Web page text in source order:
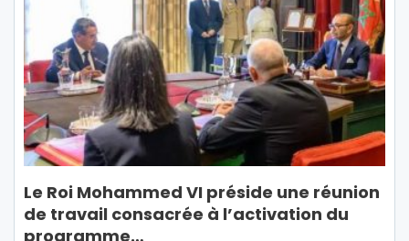
Le Roi Mohammed VI préside une réunion
de travail consacrée à l’activation du
programme…